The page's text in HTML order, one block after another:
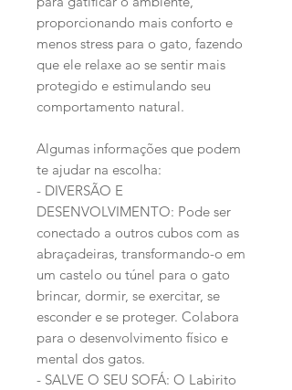
proporcionando mais conforto e
menos stress para o gato, fazendo
que ele relaxe ao se sentir mais
protegido e estimulando seu
comportamento natural.
Algumas informações que podem
te ajudar na escolha:
- DIVERSÃO E
DESENVOLVIMENTO: Pode ser
conectado a outros cubos com as
abraçadeiras, transformando-o em
um castelo ou túnel para o gato
brincar, dormir, se exercitar, se
esconder e se proteger. Colabora
para o desenvolvimento físico e
mental dos gatos.
- SALVE O SEU SOFÁ: O Labirito